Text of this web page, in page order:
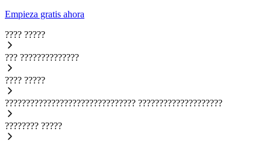
Empieza gratis ahora
???? ?????
??? ??????????????
???? ?????
??????????????????????????????? ????????????????????
???????? ?????